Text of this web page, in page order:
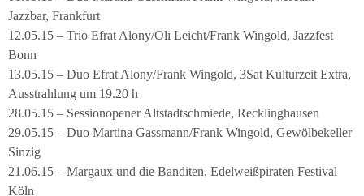
Jazzbar, Frankfurt
12.05.15 – Trio Efrat Alony/Oli Leicht/Frank Wingold, Jazzfest
Bonn
13.05.15 – Duo Efrat Alony/Frank Wingold, 3Sat Kulturzeit Extra,
Ausstrahlung um 19.20 h
28.05.15 – Sessionopener Altstadtschmiede, Recklinghausen
29.05.15 – Duo Martina Gassmann/Frank Wingold, Gewölbekeller
Sinzig
21.06.15 – Margaux und die Banditen, Edelweißpiraten Festival
Köln